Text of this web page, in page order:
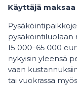
Käyttäjä
pysäköintiluolaan
15 000–65 000
nykyisin yleensä
vaan
tai vuokrassa